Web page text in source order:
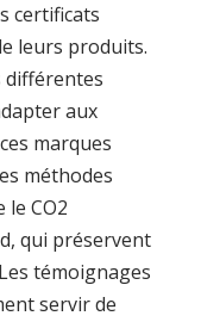
certificats
leurs produits.
différentes
aux
marques
méthodes
le CO2
qui préservent
témoignages
servir de